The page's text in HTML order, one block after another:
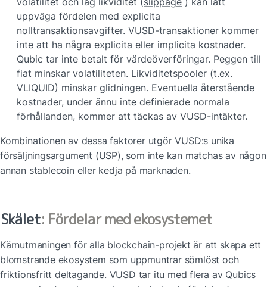
uppväga fördelen med explicita
nolltransaktionsavgifter. VUSD-transaktioner kommer
inte att ha några explicita eller implicita kostnader.
Qubic tar inte betalt för värdeöverföringar. Peggen till
VLIQUID) minskar glidningen. Eventuella återstående
kostnader, under ännu inte definierade normala
förhållanden, kommer att täckas av VUSD-intäkter.
Kombinationen av dessa faktorer utgör VUSD:s unika
försäljningsargument (USP), som inte kan matchas av någon
annan stablecoin eller kedja på marknaden.
Skälet: Fördelar med ekosystemet
Kärnutmaningen för alla blockchain-projekt är att skapa ett
blomstrande ekosystem som uppmuntrar sömlöst och
friktionsfritt deltagande. VUSD tar itu med flera av Qubics